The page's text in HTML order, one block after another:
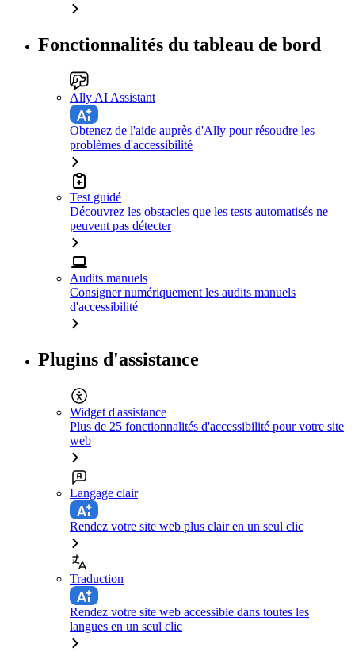
Fonctionnalités du tableau de bord
Ally AI Assistant
Obtenez de l'aide auprès d'Ally pour résoudre les
problèmes d'accessibilité
Test guidé
Découvrez les obstacles que les tests automatisés ne
peuvent pas détecter
Audits manuels
Consigner numériquement les audits manuels
d'accessibilité
Plugins d'assistance
Widget d'assistance
Plus de 25 fonctionnalités d'accessibilité pour votre site
web
Langage clair
Rendez votre site web plus clair en un seul clic
Traduction
Rendez votre site web accessible dans toutes les
langues en un seul clic